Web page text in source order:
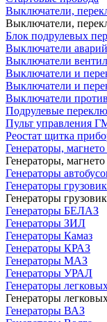
Выключатели,
Выключатели,
Блок подрулевых
Выключатели
Выключатели
Выключатели и
Выключатели и
Выключатели
Подрулевые
Пульт управления
Реостат щитка
Генераторы,
Генераторы,
Генераторы
Генераторы
Генераторы
Генераторы БЕЛАЗ
Генераторы ЗИЛ
Генераторы Камаз
Генераторы КРАЗ
Генераторы МАЗ
Генераторы УРАЛ
Генераторы
Генераторы
Генераторы ВАЗ